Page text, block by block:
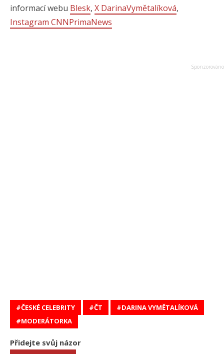
informací webu Blesk, X DarinaVymětalíková,
Instagram CNNPrimaNews
ČESKÉ CELEBRITY ČT
DARINA VYMĚTALÍKOVÁ
MODERÁTORKA
Přidejte svůj názor